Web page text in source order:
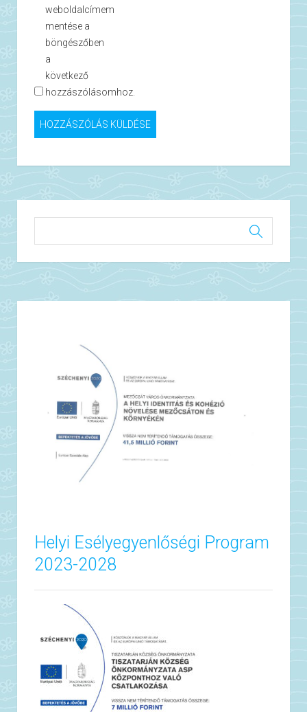
weboldalcímem
mentése a
böngészőben
a
következő
hozzászólásomhoz.
Helyi Esélyegyenlőségi Program
2023-2028